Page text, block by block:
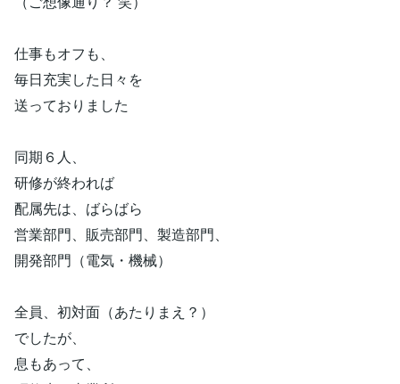
仕事もオフも、
毎日充実した日々を
送っておりました
同期６人、
研修が終われば
配属先は、ばらばら
営業部門、販売部門、製造部門、
開発部門（電気・機械）
全員、初対面（あたりまえ？）
でしたが、
息もあって、